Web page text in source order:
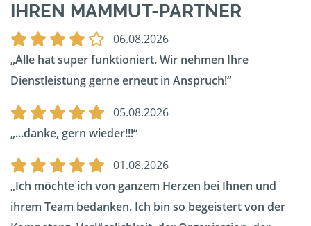
IHREN MAMMUT-PARTNER
06.08.2026
Alle hat super funktioniert. Wir nehmen Ihre
Dienstleistung gerne erneut in Anspruch!
05.08.2026
...danke, gern wieder!!!
01.08.2026
Ich möchte ich von ganzem Herzen bei Ihnen und
ihrem Team bedanken. Ich bin so begeistert von der